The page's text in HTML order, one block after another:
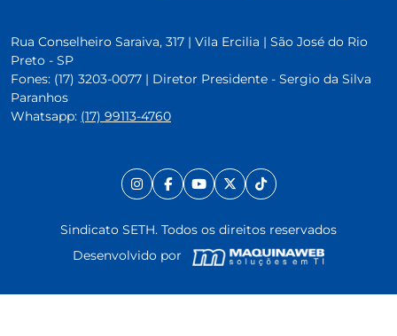
Rua Conselheiro Saraiva, 317 | Vila Ercilia | São José do Rio
Preto - SP
Fones: (17) 3203-0077 | Diretor Presidente - Sergio da Silva
Paranhos
Whatsapp: (17) 99113-4760
Sindicato SETH. Todos os direitos reservados
Desenvolvido por